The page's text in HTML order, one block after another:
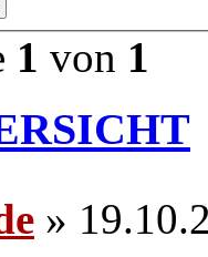
1 von 1
»